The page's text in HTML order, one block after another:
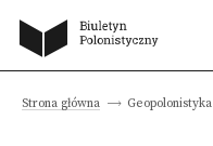
Strona główna Geopolonistyka